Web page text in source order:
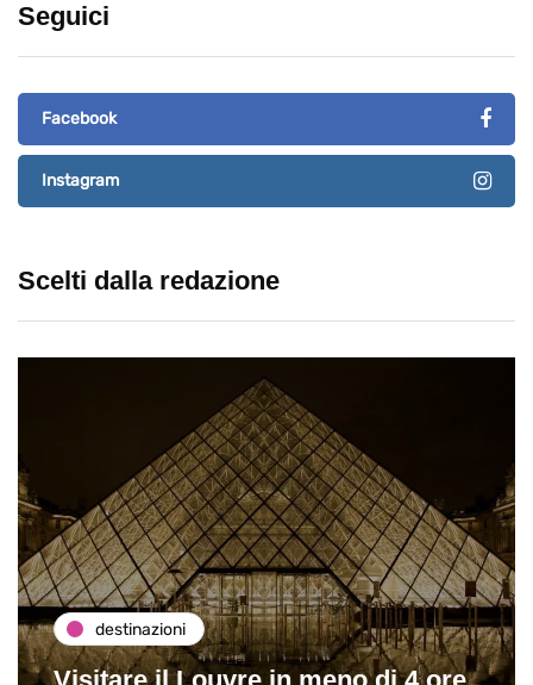
Seguici
Facebook
Instagram
Scelti dalla redazione
destinazioni